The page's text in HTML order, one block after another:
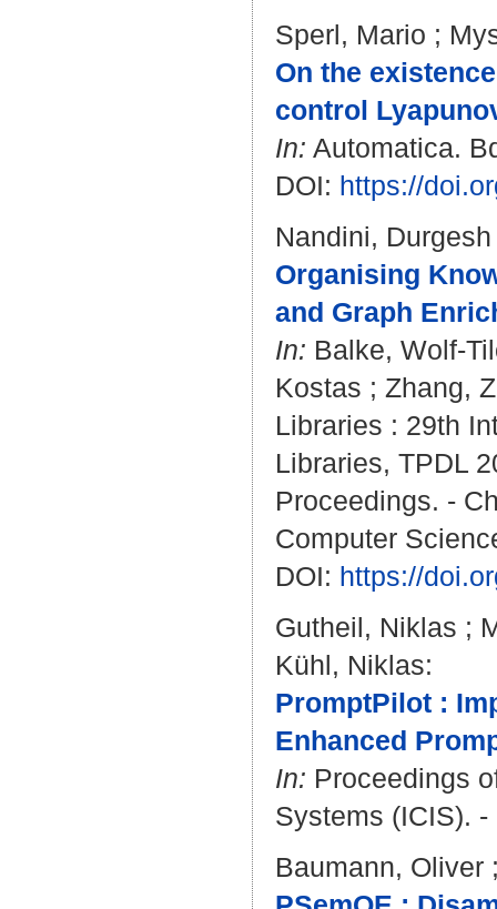
Sperl, Mario ;
On the
control
In: Automatica.
DOI: https://
Nandini, Durgesh
Organising
and Graph
In: Balke, Wolf-
Kostas ; Zhang,
Libraries : 29th
Libraries, TPDL
Proceedings. -
Computer
DOI: https://
Gutheil, Niklas ;
Kühl, Niklas:
PromptPilot :
Enhanced
In: Proceedings
Systems (ICIS).
Baumann, Oliver